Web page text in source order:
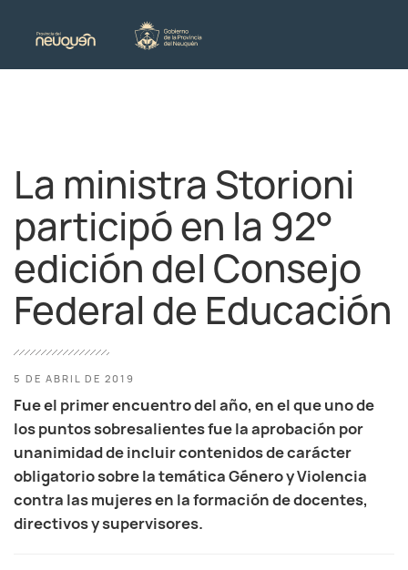
La ministra Storioni
participó en la 92°
edición del Consejo
Federal de Educación
5 DE ABRIL DE 2019
Fue el primer encuentro del año, en el que uno de
los puntos sobresalientes fue la aprobación por
unanimidad de incluir contenidos de carácter
obligatorio sobre la temática Género y Violencia
contra las mujeres en la formación de docentes,
directivos y supervisores.